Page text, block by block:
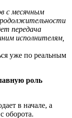
с месячным
передача
исполнителям,
уже по реальным
роль
в начале, а
оборота.